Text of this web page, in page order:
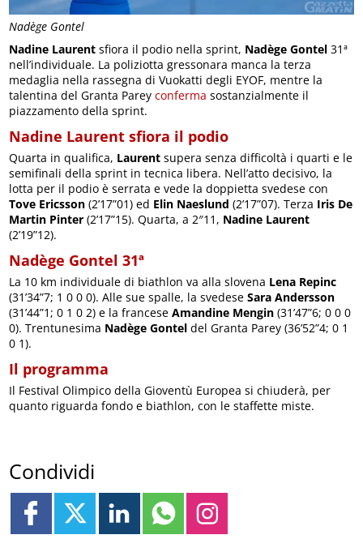
Nadège Gontel
Nadine Laurent sfiora il podio nella sprint, Nadège Gontel 31ª
nell’individuale. La poliziotta gressonara manca la terza
medaglia nella rassegna di Vuokatti degli EYOF, mentre la
talentina del Granta Pareyconferma sostanzialmente il
piazzamento della sprint.
Nadine Laurent sfiora il podio
Quarta in qualifica, Laurent supera senza difficoltà i quarti e le
semifinali della sprint in tecnica libera. Nell’atto decisivo, la
lotta per il podio è serrata e vede la doppietta svedese con
Tove Ericsson (2’17”01) ed Elin Naeslund (2’17”07). Terza Iris De
Martin Pinter (2’17”15). Quarta, a 2″11, Nadine Laurent
(2’19”12).
Nadège Gontel 31ª
La 10 km individuale di biathlon va alla slovena Lena Repinc
(31’34”7; 1 0 0 0). Alle sue spalle, la svedeseSara Andersson
(31’44”1; 0 1 0 2) e la franceseAmandine Mengin (31’47”6; 0 0 0
0). Trentunesima Nadège Gontel del Granta Parey (36’52”4; 0 1
0 1).
Il programma
Il Festival Olimpico della Gioventù Europea si chiuderà, per
quanto riguarda fondo e biathlon, con le staffette miste.
Condividi